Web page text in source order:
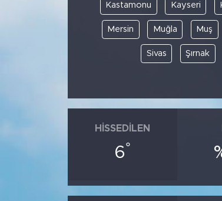
Kastamonu Kayseri
Mersin Muğla Muş
Sivas Şırnak
HISSEDILEN
6°